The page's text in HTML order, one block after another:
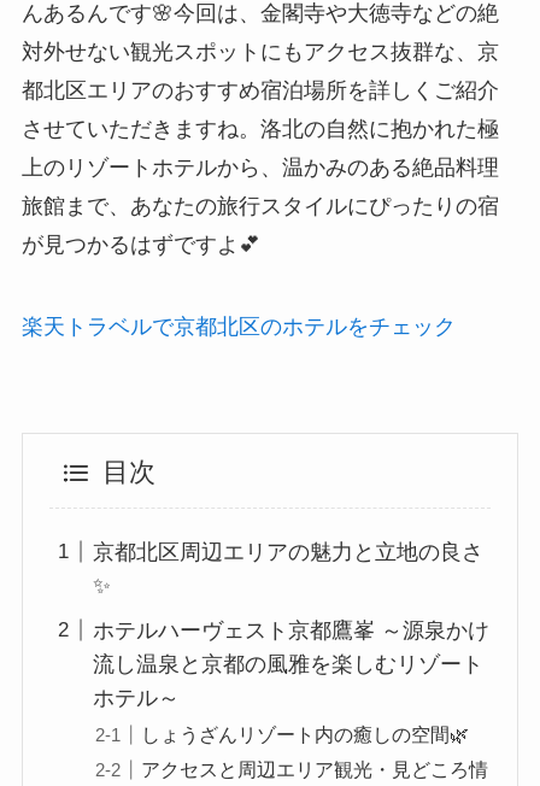
んあるんです🌸今回は、金閣寺や大徳寺などの絶
対外せない観光スポットにもアクセス抜群な、京
都北区エリアのおすすめ宿泊場所を詳しくご紹介
させていただきますね。洛北の自然に抱かれた極
上のリゾートホテルから、温かみのある絶品料理
旅館まで、あなたの旅行スタイルにぴったりの宿
が見つかるはずですよ💕
楽天トラベルで京都北区のホテルをチェック
目次
京都北区周辺エリアの魅力と立地の良さ
✨
ホテルハーヴェスト京都鷹峯 ～源泉かけ
流し温泉と京都の風雅を楽しむリゾート
ホテル～
しょうざんリゾート内の癒しの空間🌿
アクセスと周辺エリア観光・見どころ情